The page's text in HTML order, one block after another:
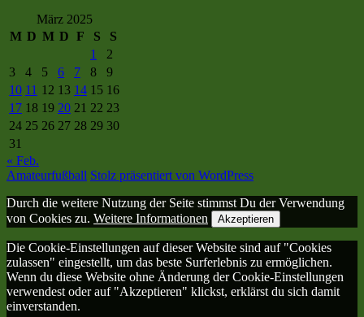
März 2025
M D M D F S
S
1
2
3
4 5 6 7 8
9
10 11 12 13 14 15 16
17 18 19 20 21 22 23
24 25 26 27 28 29 30
31
« Feb.
Amateurfußball Stolz präsentiert von WordPress
Durch die weitere Nutzung der Seite stimmst Du der Verwendung
von Cookies zu. Weitere Informationen Akzeptieren
Die Cookie-Einstellungen auf dieser Website sind auf "Cookies
zulassen" eingestellt, um das beste Surferlebnis zu ermöglichen.
Wenn du diese Website ohne Änderung der Cookie-Einstellungen
verwendest oder auf "Akzeptieren" klickst, erklärst du sich damit
einverstanden.